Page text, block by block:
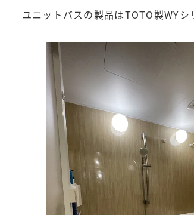
ユニットバスの製品はTOTO製WYシ